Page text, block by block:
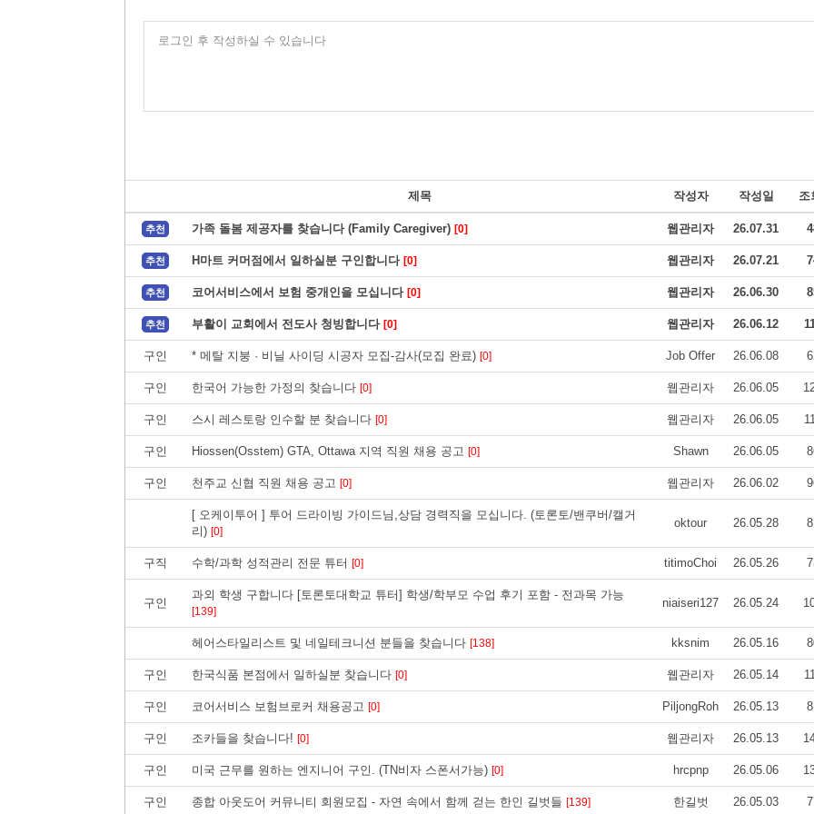
로그인 후 작성하실 수 있습니다
제목 작성자 작성일 조
추천 가족 돌봄 제공자를 찾습니다 (Family Caregiver) [0] 웹관리자 26.07.31
추천 H마트 커머점에서 일하실분 구인합니다 [0] 웹관리자 26.07.21
추천 코어서비스에서 보험 중개인을 모십니다 [0] 웹관리자 26.06.30
추천 부활이 교회에서 전도사 청빙합니다 [0] 웹관리자 26.06.12
구인 * 메탈 지붕 · 비닐 사이딩 시공자 모집-감사(모집 완료) [0] Job Offer 26.06.08
구인 한국어 가능한 가정의 찾습니다 [0] 웹관리자 26.06.05
구인 스시 레스토랑 인수할 분 찾습니다 [0] 웹관리자 26.06.05
구인 Hiossen(Osstem) GTA, Ottawa 지역 직원 채용 공고 [0] Shawn 26.06.05
구인 천주교 신협 직원 채용 공고 [0] 웹관리자 26.06.02
[ 오케이투어 ] 투어 드라이빙 가이드님,상담 경력직을 모십니다. (토론토/밴쿠버/캘거
리) [0]
oktour 26.05.28
구직 수학/과학 성적관리 전문 튜터 [0] titimoChoi 26.05.26
구인
과외 학생 구합니다 [토론토대학교 튜터] 학생/학부모 수업 후기 포함 - 전과목 가능
[139]
niaiseri127 26.05.24
헤어스타일리스트 및 네일테크니션 분들을 찾습니다 [138] kksnim 26.05.16
구인 한국식품 본점에서 일하실분 찾습니다 [0] 웹관리자 26.05.14
구인 코어서비스 보험브로커 채용공고 [0] PiljongRoh 26.05.13
구인 조카들을 찾습니다! [0] 웹관리자 26.05.13
구인 미국 근무를 원하는 엔지니어 구인. (TN비자 스폰서가능) [0] hrcpnp 26.05.06
구인 종합 아웃도어 커뮤니티 회원모집 - 자연 속에서 함께 걷는 한인 길벗들 [139] 한길벗 26.05.03